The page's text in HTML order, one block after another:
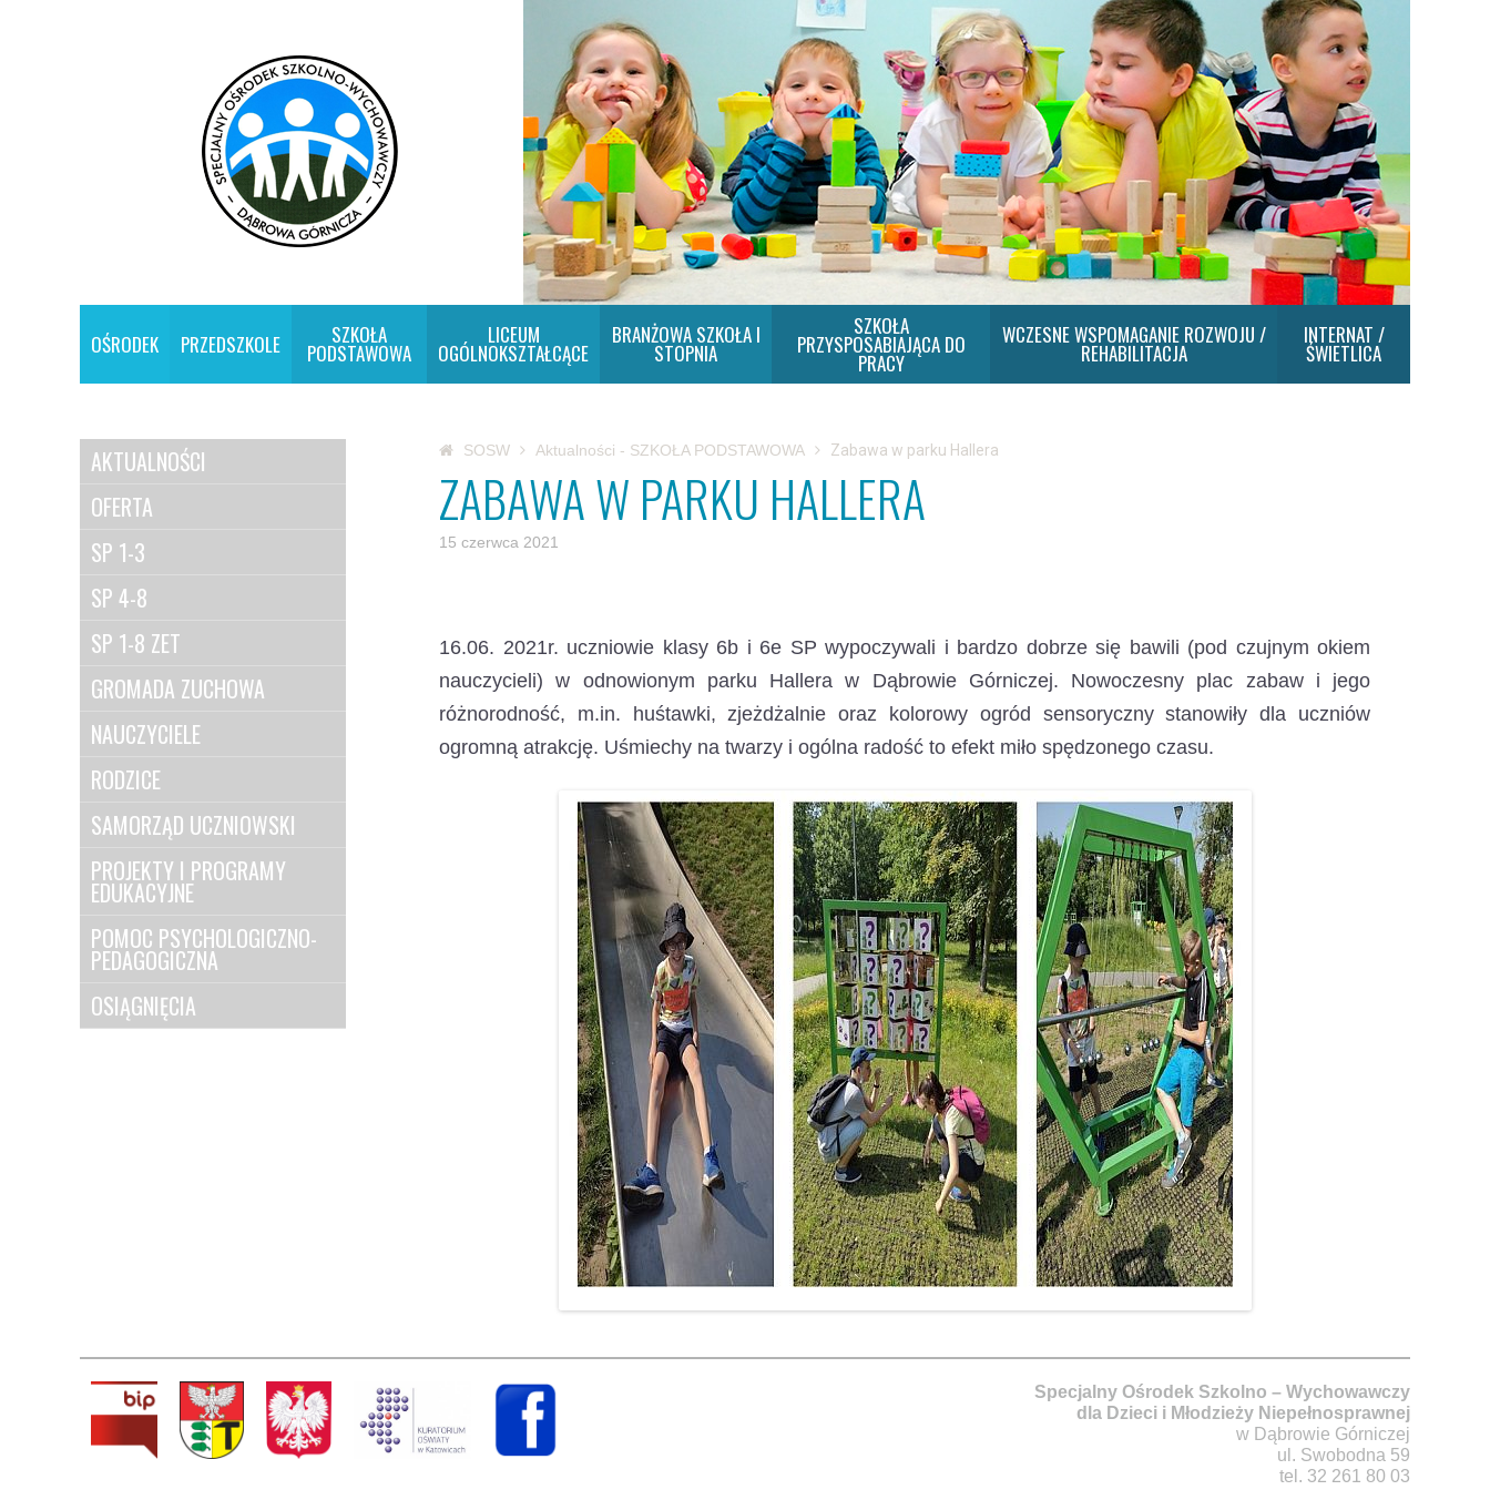
OŚRODEK PRZEDSZKOLE SZKOŁA
PODSTAWOWA
LICEUM
OGÓLNOKSZTAŁCĄCE
BRANŻOWA SZKOŁA I
STOPNIA
SZKOŁA
PRZYSPOSABIAJĄCA DO
PRACY
WCZESNE WSPOMAGANIE ROZWOJU /
REHABILITACJA
INTERNAT /
ŚWIETLICA
AKTUALNOŚCI
OFERTA
SP 1-3
SP 4-8
SP 1-8 ZET
GROMADA ZUCHOWA
NAUCZYCIELE
RODZICE
SAMORZĄD UCZNIOWSKI
PROJEKTY I PROGRAMY
EDUKACYJNE
POMOC PSYCHOLOGICZNO-
PEDAGOGICZNA
OSIĄGNIĘCIA
SOSW Aktualności - SZKOŁA PODSTAWOWA Zabawa w parku Hallera
ZABAWA W PARKU HALLERA
15 czerwca 2021
16.06. 2021r. uczniowie klasy 6b i 6e SP wypoczywali i bardzo dobrze się bawili (pod czujnym okiem
nauczycieli) w odnowionym parku Hallera w Dąbrowie Górniczej. Nowoczesny plac zabaw i jego
różnorodność, m.in. huśtawki, zjeżdżalnie oraz kolorowy ogród sensoryczny stanowiły dla uczniów
ogromną atrakcję. Uśmiechy na twarzy i ogólna radość to efekt miło spędzonego czasu.
Specjalny Ośrodek Szkolno – Wychowawczy
dla Dzieci i Młodzieży Niepełnosprawnej
w Dąbrowie Górniczej
ul. Swobodna 59
tel. 32 261 80 03